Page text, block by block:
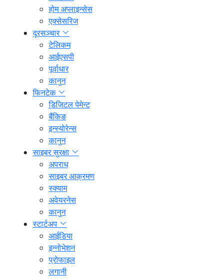
होम अप्लाइन्सेस
एक्सेसरिज
दूरसञ्चार
टेलिकम
आईएसपी
पूर्वाधार
कानुन
फिनटेक
डिजिटल पेमेन्ट
बैंकिङ
इन्स्योरेन्स
कानुन
साइबर सुरक्षा
अपराध
साइबर आक्रमण
स्क्याम
अवेयरनेस
कानुन
स्टार्टअप
आईडिया
इन्नोभेशन
प्रोफाइल
लगानी